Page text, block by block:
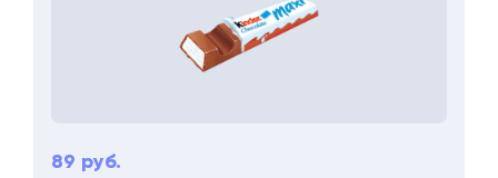
89 руб.